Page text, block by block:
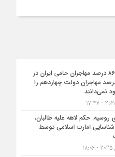
شناختیک| ۸۶ درصد مهاجران حامی ایران در
۷۵ درصد مهاجران دولت چهاردهم را
نمی‌دانند
روسیه: حکم لاهه علیه طالبان،
امارت اسلامی توسط